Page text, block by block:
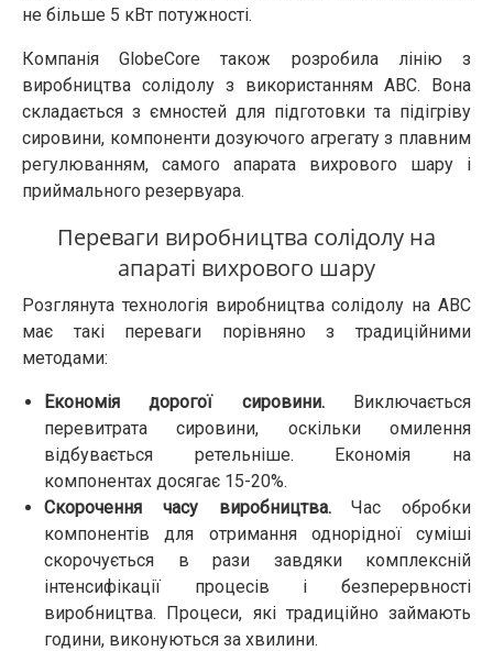
не більше 5 кВт потужності.
Компанія GlobeCore також розробила лінію з
виробництва солідолу з використанням АВС. Вона
складається з ємностей для підготовки та підігріву
сировини, компоненти дозуючого агрегату з плавним
регулюванням, самого апарата вихрового шару і
приймального резервуара.
Переваги виробництва солідолу на
апараті вихрового шару
Розглянута технологія виробництва солідолу на АВС
має такі переваги порівняно з традиційними
методами:
Економія дорогої сировини.Виключається
перевитрата сировини, оскільки омилення
відбувається ретельніше. Економія на
компонентах досягає 15-20%.
Скорочення часу виробництва.Час обробки
компонентів для отримання однорідної суміші
скорочується в рази завдяки комплексній
інтенсифікації процесів і безперервності
виробництва. Процеси, які традиційно займають
години, виконуються за хвилини.